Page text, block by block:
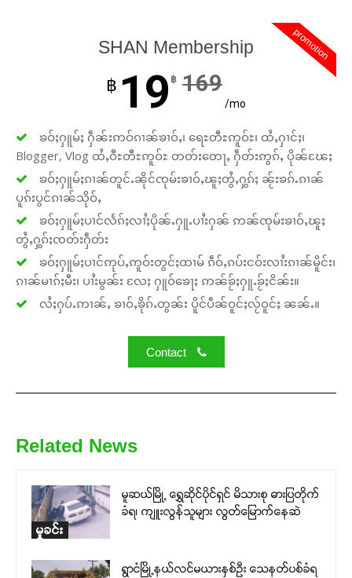
promotion
SHAN Membership
฿ 19 ฿ 169
/mo
ၶဝ်ႈႁူမ်ႈ ႁဵၼ်းဢဝ်ၵၢၼ်ၶၢဝ်ႇ၊ ရေႊတီႊဢူဝ်ႊ၊ ထႆႇႁၢင်ႈ၊
Blogger, Vlog ထႆႇဝီႊတီႊဢူဝ်ႊ တတ်းတေႃႇ ႁဵတ်းဢွၵ်ႇ ပိုၼ်ၽႄႈ
ၶဝ်ႈႁူမ်ႈၵၢၼ်တူင်ႉၼိုင်ၸုမ်းၶၢဝ်ႇၽူႈတွႆႇႁွၵ်ႈ ၼႂ်းၶၵ်ႉၵၢၼ်
ပူၵ်းပွင်ၵၢၼ်သိုဝ်ႇ
ၶဝ်ႈႁူမ်ႈပၢင်လႅၵ်ႈလၢႆႈပိုၼ်ႉႁူႉပၢႆးႁၼ် ဢၼ်ၸုမ်းၶၢဝ်ႇၽူႈ
တွႆႇႁွၵ်ႈၸတ်းႁဵတ်း
ၶဝ်ႈႁူမ်ႈပၢင်ဢုပ်ႇဢူဝ်းတွင်ႈထၢမ် ၵဵဝ်ႇၵပ်းငဝ်းလၢႆးၵၢၼ်မိူင်း၊
ၵၢၼ်မၢၵ်ႈမီး၊ ပၢႆးမွၼ်း လႄႈ ႁူဝ်ၶေႃႈ ဢၼ်ၶႂ်ႈႁူႉၶႂ်ႈငိၼ်း။
လႆႈႁပ်ႉဢၢၼ်ႇ ၶၢဝ်ႇၶိုၵ်ႉတွၼ်း ပိူင်ပဵၼ်ဝူင်ႈလႂ်ဝူင်ႈ ၼၼ်ႉ။
Contact
Related News
မှုခင်း
မူဆယ်မြို့ ရွှေဆိုင်ပိုင်ရှင် မိသားစု ဓားပြတိုက်
ခံရ၊ ကျူးလွန်သူများ လွတ်မြောက်နေဆဲ
ရွာငံမြို့နယ်လင်မယားနှစ်ဉီး သေနတ်ပစ်ခံရ